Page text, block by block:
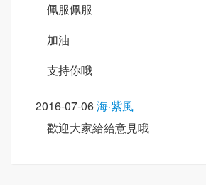
佩服佩服
加油
支持你哦
2016-07-06海·紫風
歡迎大家給給意見哦